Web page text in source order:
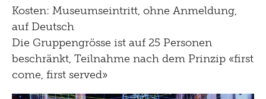
Kosten: Museumseintritt, ohne Anmeldung,
auf Deutsch
Die Gruppengrösse ist auf 25 Personen
beschränkt, Teilnahme nach dem Prinzip «first
come, first served»